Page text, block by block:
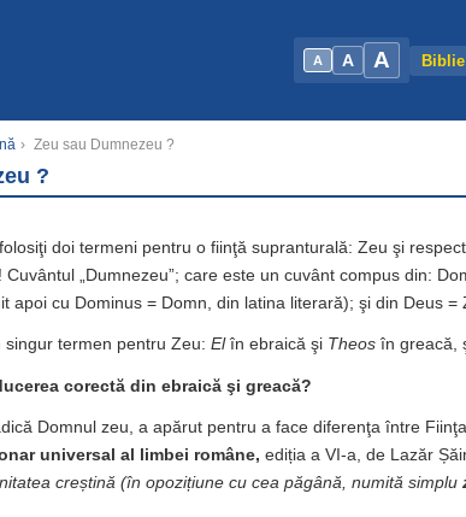
A A A
› Zeu sau Dumnezeu ?
?
doi termeni pentru o fiinţă supranturală: Zeu şi
„Dumnezeu”; care este un cuvânt compus din:
apoi cu Dominus = Domn, din latina literară); şi din Deus =
singur termen pentru Zeu: Elîn ebraică şi Theos în greacă,
corectă din ebraică şi greacă?
Domnul zeu, a apărut pentru a face diferenţa între
universal al limbei române, ediția a VI-a, de Lazăr
creștină (în opozițiune cu cea păgână, numită simplu